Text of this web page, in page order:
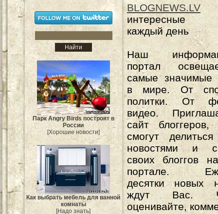
Парк Angry Birds построят в
России
[Хорошие новости]
Как выбрать мебель для ванной
комнаты
[Надо знать]
BLOGNEWS.LV
интересные
каждый день
Наш
портал
самые значимые
в мире. От
политки. От
видео.
сайт блоггеров,
смогут
новостями и
своих блоггов
портале.
десятки новых
ждут Вас.
оценивайте,